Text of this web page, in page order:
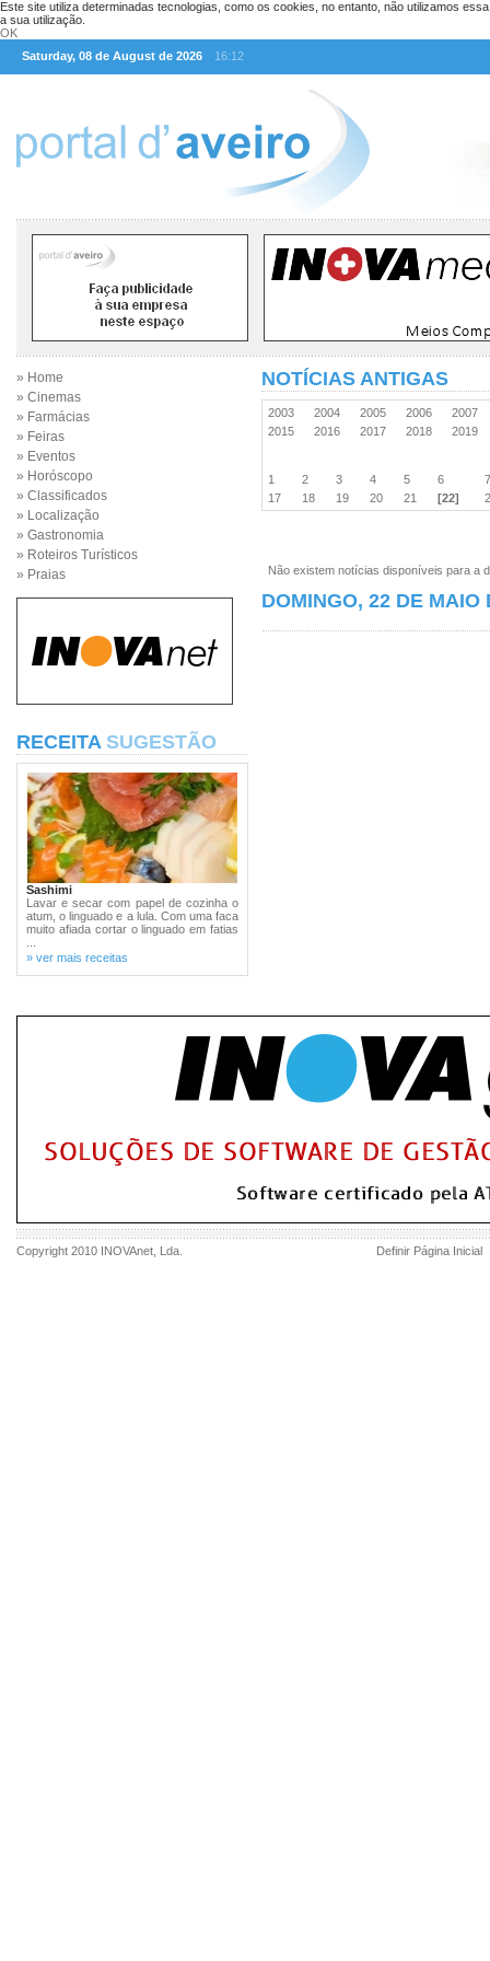
Este site utiliza determinadas tecnologias, como os cookies, no entanto, não utilizamos
a sua utilização.
OK
Saturday, 08 de August de 2026
16:12
» Home
» Cinemas
» Farmácias
» Feiras
» Eventos
» Horóscopo
» Classificados
» Localização
» Gastronomia
» Roteiros Turísticos
» Praias
RECEITA SUGESTÃO
Sashimi
Lavar e secar com papel de cozinha o
atum, o linguado e a lula. Com uma faca
muito afiada cortar o linguado em fatias
» ver mais receitas
NOTÍCIAS ANTIGAS
2003 2004 2005 2006
2007
2015
2016 2017 2018 2019
1 2 3 4 5 6
17
18 19 20 21 [22]
Não existem notícias disponíveis para a
DOMINGO, 22 DE MAIO
Copyright 2010 INOVAnet , Lda. Definir Página Inicial